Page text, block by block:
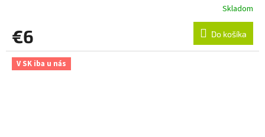
Skladom
€6 Do košíka
V SK iba u nás